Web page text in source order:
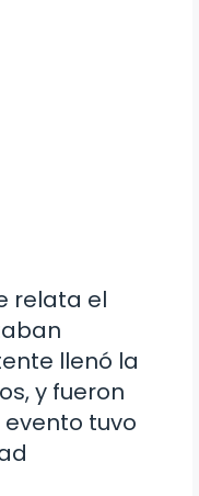
relata el
llenó la
y fueron
tuvo